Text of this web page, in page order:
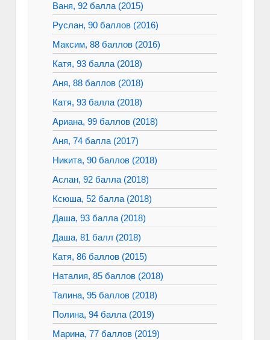
Ваня, 92 балла (2015)
Руслан, 90 баллов (2016)
Максим, 88 баллов (2016)
Катя, 93 балла (2018)
Аня, 88 баллов (2018)
Катя, 93 балла (2018)
Ариана, 99 баллов (2018)
Аня, 74 балла (2017)
Никита, 90 баллов (2018)
Аслан, 92 балла (2018)
Ксюша, 52 балла (2018)
Даша, 93 балла (2018)
Даша, 81 балл (2018)
Катя, 86 баллов (2015)
Наталия, 85 баллов (2018)
Талина, 95 баллов (2018)
Полина, 94 балла (2019)
Марина, 77 баллов (2019)